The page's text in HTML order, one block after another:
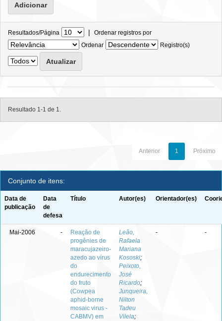
Resultados/Página | Ordenar registros por
Ordenar
Registro(s)
Resultado 1-1 de 1.
Anterior 1 Próximo
Conjunto de itens:
Data de
publicação
Data
de
defesa
Título Autor(es) Orientador(es)
Mai-2006 -
Reação de
progênies de
maracujazeiro-
azedo ao vírus
do
endurecimento
do fruto
(Cowpea
aphid-borne
mosaic virus -
CABMV) em
Leão,
Rafaela
Mariana
Kososki;
Peixoto,
José
Ricardo;
Junqueira,
Nilton
Tadeu
Vilela;
- -